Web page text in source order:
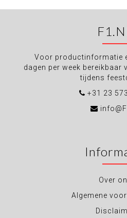
Voor productinformatie
dagen per week bereikbaar
tijdens
+31 23
Over
Algemene